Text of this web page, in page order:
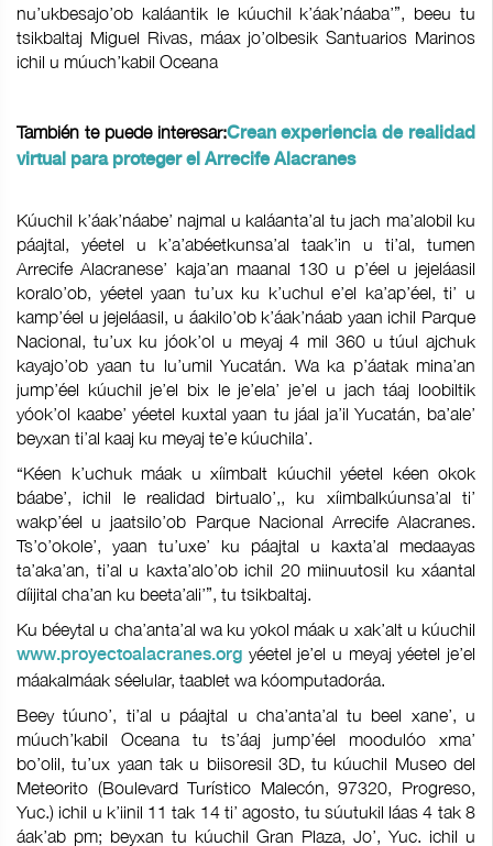
nu’ukbesajo’ob kaláantik le kúuchil k’áak’náaba’”, beeu tu
tsikbaltaj Miguel Rivas, máax jo’olbesik Santuarios Marinos
ichil u múuch’kabil Oceana
También te puede interesar:Crean experiencia de realidad
virtual para proteger el Arrecife Alacranes
Kúuchil k’áak’náabe’ najmal u kaláanta’al tu jach ma’alobil ku
páajtal, yéetel u k’a’abéetkunsa’al taak’in u ti’al, tumen
Arrecife Alacranese’ kaja’an maanal 130 u p’éel u jejeláasil
koralo’ob, yéetel yaan tu’ux ku k’uchul e’el ka’ap’éel, ti’ u
kamp’éel u jejeláasil, u áakilo’ob k’áak’náab yaan ichil Parque
Nacional, tu’ux ku jóok’ol u meyaj 4 mil 360 u túul ajchuk
kayajo’ob yaan tu lu’umil Yucatán. Wa ka p’áatak mina’an
jump’éel kúuchil je’el bix le je’ela’ je’el u jach táaj loobiltik
yóok’ol kaabe’ yéetel kuxtal yaan tu jáal ja’il Yucatán, ba’ale’
beyxan ti’al kaaj ku meyaj te’e kúuchila’.
“Kéen k’uchuk máak u xíimbalt kúuchil yéetel kéen okok
báabe’, ichil le realidad birtualo’,, ku xíimbalkúunsa’al ti’
wakp’éel u jaatsilo’ob Parque Nacional Arrecife Alacranes.
Ts’o’okole’, yaan tu’uxe’ ku páajtal u kaxta’al medaayas
ta’aka’an, ti’al u kaxta’alo’ob ichil 20 miinuutosil ku xáantal
díijital cha’an ku beeta’ali’”, tu tsikbaltaj.
Ku béeytal u cha’anta’al wa ku yokol máak u xak’alt u kúuchil
www.proyectoalacranes.org yéetel je’el u meyaj yéetel je’el
máakalmáak séelular, taablet wa kóomputadoráa.
Beey túuno’, ti’al u páajtal u cha’anta’al tu beel xane’, u
múuch’kabil Oceana tu ts’áaj jump’éel moodulóo xma’
bo’olil, tu’ux yaan tak u biisoresil 3D, tu kúuchil Museo del
Meteorito (Boulevard Turístico Malecón, 97320, Progreso,
Yuc.) ichil u k’iinil 11 tak 14 ti’ agosto, tu súutukil láas 4 tak 8
áak’ab pm; beyxan tu kúuchil Gran Plaza, Jo’, Yuc. ichil u